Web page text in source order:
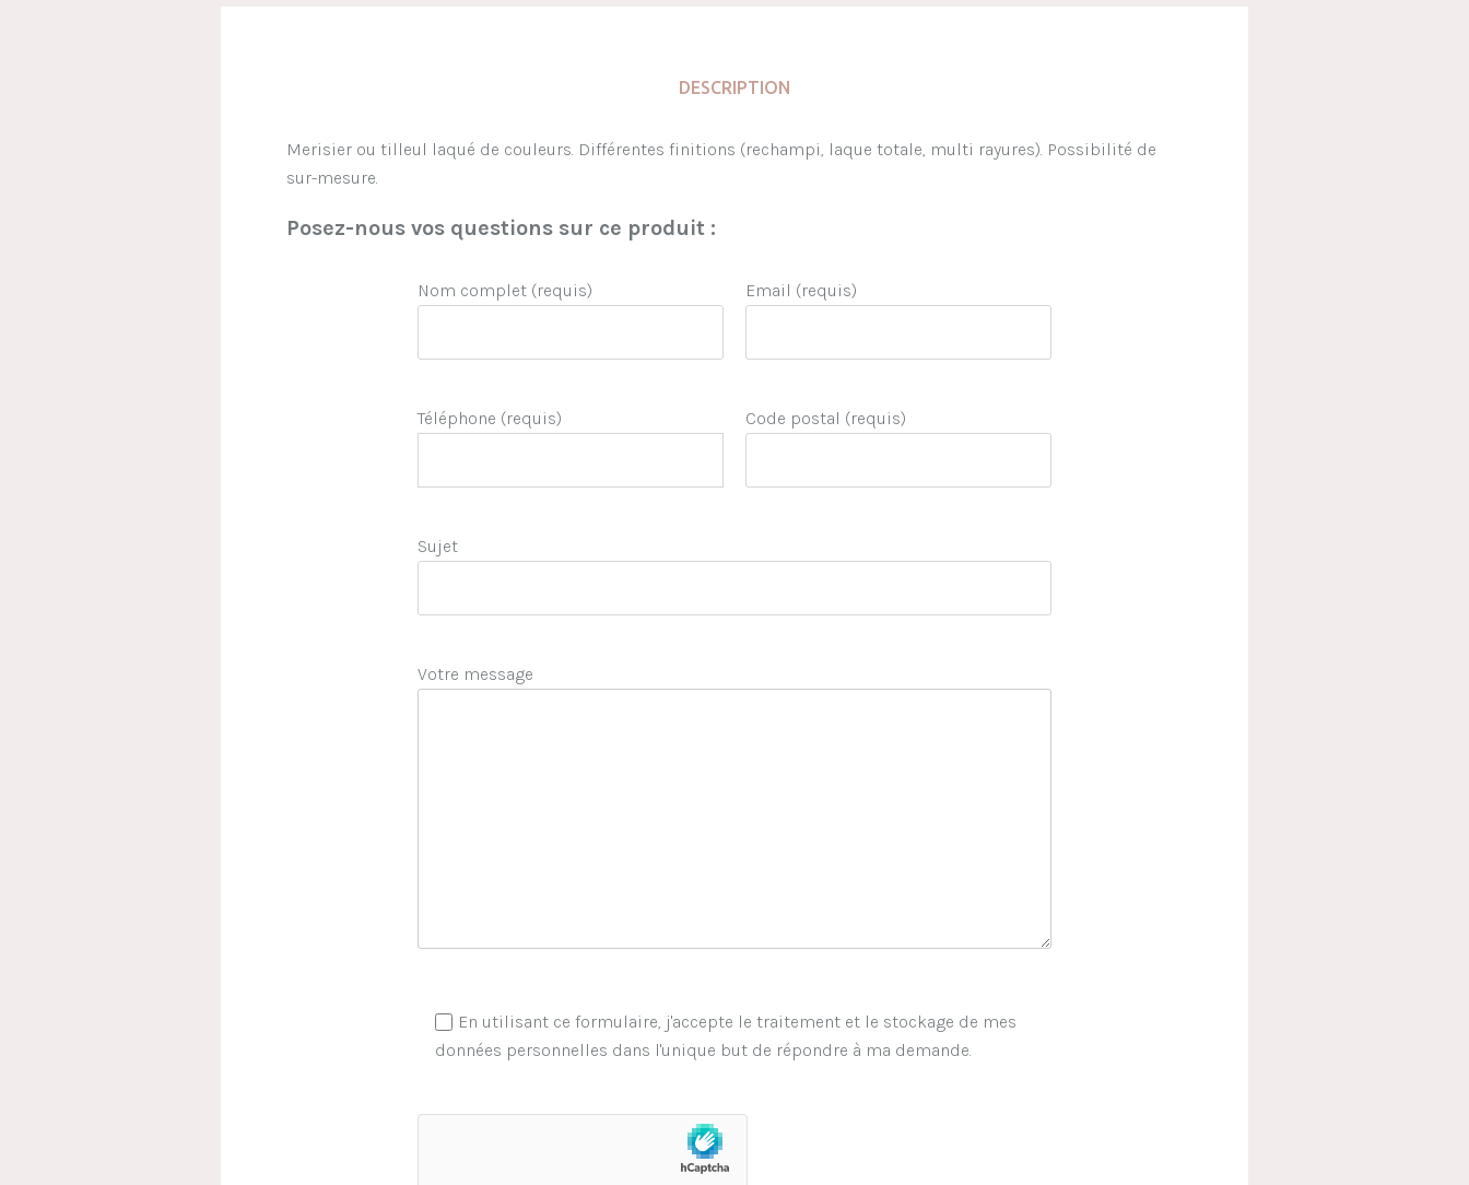
DESCRIPTION
Merisier ou tilleul laqué de couleurs. Différentes finitions (rechampi, laque totale, multi rayures). Possibilité de
sur-mesure.
Posez-nous vos questions sur ce produit :
Nom complet (requis) Email (requis)
Téléphone (requis) Code postal (requis)
Sujet
Votre message
En utilisant ce formulaire, j'accepte le traitement et le stockage de mes
données personnelles dans l'unique but de répondre à ma demande.